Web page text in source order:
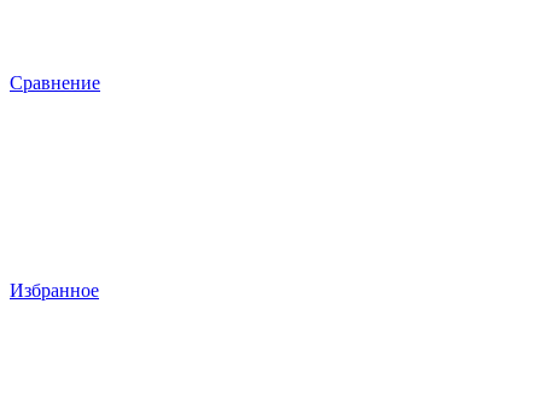
Сравнение
Избранное